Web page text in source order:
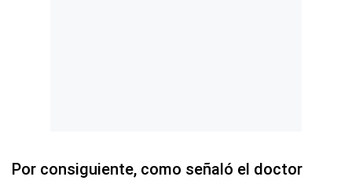
Por consiguiente, como señaló el doctor